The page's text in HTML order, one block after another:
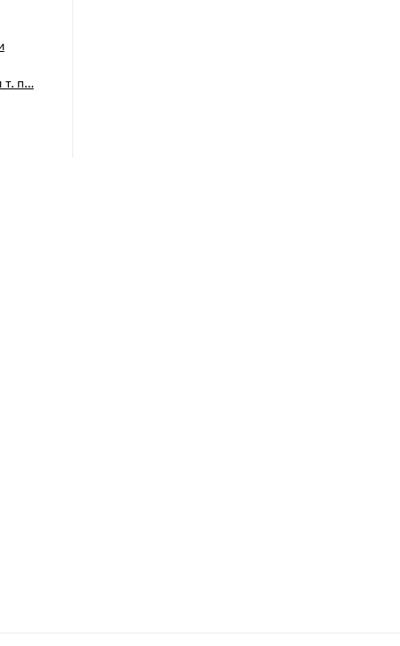
т. п…